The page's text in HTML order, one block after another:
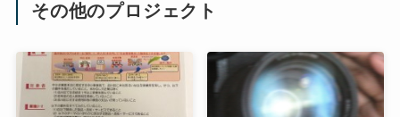
その他のプロジェクト